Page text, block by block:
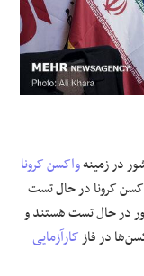
در زمینهواکسنکرونا
تست
در حالتستهستند و
در فازکارآزمایی